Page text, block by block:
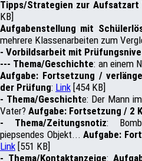
Tipps/Strategien zur Aufsatzart
KB]
Aufgabenstellung mit
mehrere Klassenarbeiten zum
- Vorbildsarbeit mit
--- Thema/Geschichte: an einem
Aufgabe: Fortsetzung /
der Prüfung: Link [454 KB]
- Thema/Geschichte: Der Mann
Vater? Aufgabe: Fortsetzung / 2
- Thema/Zeitungsnotiz:
piepsendes Objekt...Aufgabe:
Link [551 KB]
- Thema/Kontaktanzeige: